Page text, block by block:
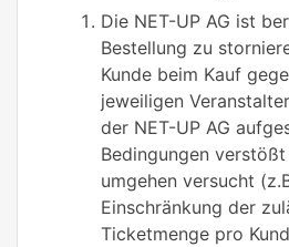
Die NET-UP AG ist
Bestellung zu
Kunde beim Kauf
jeweiligen
der NET-UP AG
Bedingungen
umgehen versucht
Einschränkung der
Ticketmenge pro